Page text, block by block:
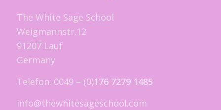
The White Sage School
Weigmannstr.12
91207 Lauf
Germany
Telefon: 0049 – (0)176 7279 1485
info@thewhitesageschool.com